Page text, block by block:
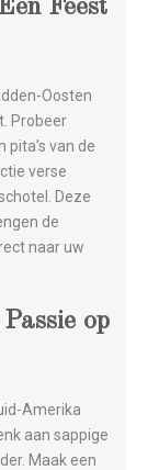
Feest
Oosten
Probeer
van de
verse
Deze
de
naar uw
op
Amerika
aan sappige
Maak een